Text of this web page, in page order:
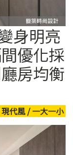
身明亮
優化採
房均衡
代風 / 一大一小